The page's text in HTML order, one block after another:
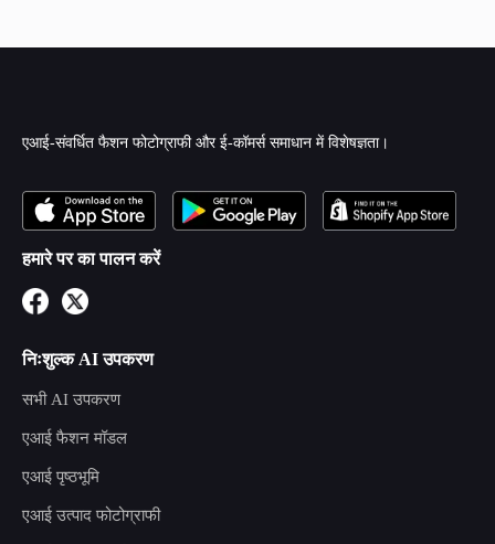
एआई-संवर्धित फैशन फोटोग्राफी और ई-कॉमर्स समाधान में विशेषज्ञता।
हमारे पर का पालन करें
निःशुल्क AI उपकरण
सभी AI उपकरण
एआई फैशन मॉडल
एआई पृष्ठभूमि
एआई उत्पाद फोटोग्राफी